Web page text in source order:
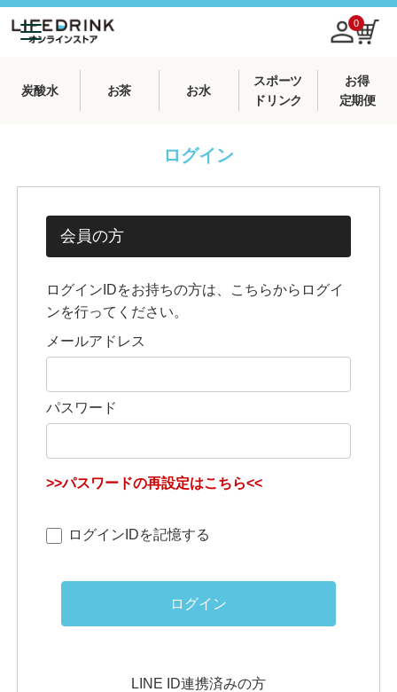
0
炭酸水 お茶 お水
スポーツ
ドリンク
お得
定期便
ログイン
会員の方
ログインIDをお持ちの方は、こちらからログイ
ンを行ってください。
メールアドレス
パスワード
>>パスワードの再設定はこちら<<
ログインIDを記憶する
ログイン
LINE ID連携済みの方